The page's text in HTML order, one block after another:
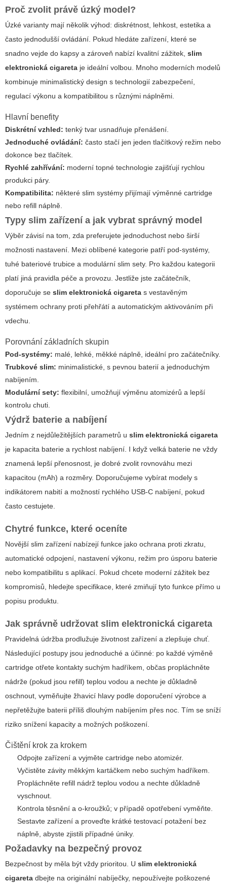
Proč zvolit právě úzký model?
Úzké varianty mají několik výhod: diskrétnost, lehkost, estetika a
často jednodušší ovládání. Pokud hledáte zařízení, které se
snadno vejde do kapsy a zároveň nabízí kvalitní zážitek, slim
elektronická cigareta je ideální volbou. Mnoho moderních modelů
kombinuje minimalistický design s technologií zabezpečení,
regulací výkonu a kompatibilitou s různými náplněmi.
Hlavní benefity
Diskrétní vzhled: tenký tvar usnadňuje přenášení.
Jednoduché ovládání: často stačí jen jeden tlačítkový režim nebo
dokonce bez tlačítek.
Rychlé zahřívání: moderní topné technologie zajišťují rychlou
produkci páry.
Kompatibilita: některé slim systémy přijímají výměnné cartridge
nebo refill náplně.
Typy slim zařízení a jak vybrat správný model
Výběr závisí na tom, zda preferujete jednoduchost nebo širší
možnosti nastavení. Mezi oblíbené kategorie patří pod-systémy,
tuhé bateriové trubice a modulární slim sety. Pro každou kategorii
platí jiná pravidla péče a provozu. Jestliže jste začátečník,
doporučuje se slim elektronická cigareta s vestavěným
systémem ochrany proti přehřátí a automatickým aktivováním při
vdechu.
Porovnání základních skupin
Pod-systémy: malé, lehké, měkké náplně, ideální pro začátečníky.
Trubkové slim: minimalistické, s pevnou baterií a jednoduchým
nabíjením.
Modulární sety: flexibilní, umožňují výměnu atomizérů a lepší
kontrolu chuti.
Výdrž baterie a nabíjení
Jedním z nejdůležitějších parametrů u slim elektronická cigareta
je kapacita baterie a rychlost nabíjení. I když velká baterie ne vždy
znamená lepší přenosnost, je dobré zvolit rovnováhu mezi
kapacitou (mAh) a rozměry. Doporučujeme vybírat modely s
indikátorem nabití a možností rychlého USB-C nabíjení, pokud
často cestujete.
Chytré funkce, které oceníte
Novější slim zařízení nabízejí funkce jako ochrana proti zkratu,
automatické odpojení, nastavení výkonu, režim pro úsporu baterie
nebo kompatibilitu s aplikací. Pokud chcete moderní zážitek bez
kompromisů, hledejte specifikace, které zmiňují tyto funkce přímo u
popisu produktu.
Jak správně udržovat slim elektronická cigareta
Pravidelná údržba prodlužuje životnost zařízení a zlepšuje chuť.
Následující postupy jsou jednoduché a účinné: po každé výměně
cartridge otřete kontakty suchým hadříkem, občas propláchněte
nádrže (pokud jsou refill) teplou vodou a nechte je důkladně
oschnout, vyměňujte žhavicí hlavy podle doporučení výrobce a
nepřetěžujte baterii příliš dlouhým nabíjením přes noc. Tím se sníží
riziko snížení kapacity a možných poškození.
Čištění krok za krokem
Odpojte zařízení a vyjměte cartridge nebo atomizér.
Vyčistěte závity měkkým kartáčkem nebo suchým hadříkem.
Propláchněte refill nádrž teplou vodou a nechte důkladně
vyschnout.
Kontrola těsnění a o-kroužků; v případě opotřebení vyměňte.
Sestavte zařízení a proveďte krátké testovací potažení bez
náplně, abyste zjistili případné úniky.
Požadavky na bezpečný provoz
Bezpečnost by měla být vždy prioritou. U slim elektronická
cigareta dbejte na originální nabíječky, nepoužívejte poškozené